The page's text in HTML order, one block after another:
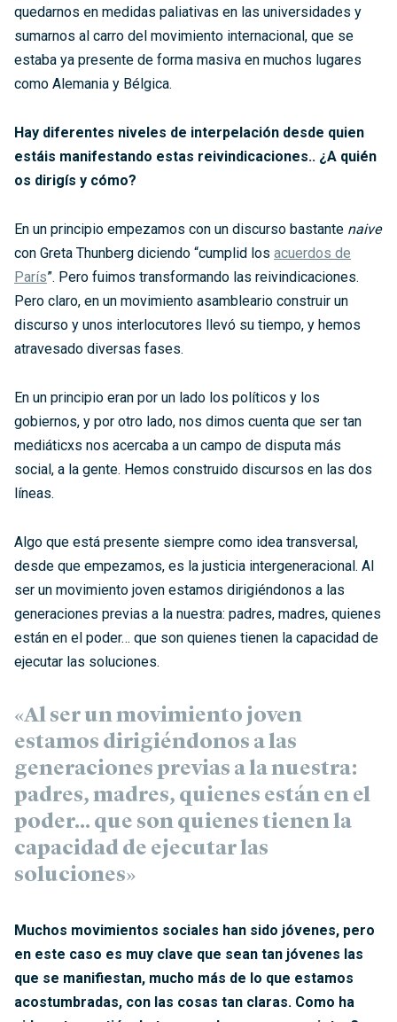
quedarnos en medidas paliativas en las universidades y
sumarnos al carro del movimiento internacional, que se
estaba ya presente de forma masiva en muchos lugares
como Alemania y Bélgica.
Hay diferentes niveles de interpelación desde quien
estáis manifestando estas reivindicaciones.. ¿A quién
os dirigís y cómo?
En un principio empezamos con un discurso bastante naive
con Greta Thunberg diciendo “cumplid los acuerdos de
París”. Pero fuimos transformando las reivindicaciones.
Pero claro, en un movimiento asambleario construir un
discurso y unos interlocutores llevó su tiempo, y hemos
atravesado diversas fases.
En un principio eran por un lado los políticos y los
gobiernos, y por otro lado, nos dimos cuenta que ser tan
mediáticxs nos acercaba a un campo de disputa más
social, a la gente. Hemos construido discursos en las dos
líneas.
Algo que está presente siempre como idea transversal,
desde que empezamos, es la justicia intergeneracional. Al
ser un movimiento joven estamos dirigiéndonos a las
generaciones previas a la nuestra: padres, madres, quienes
están en el poder… que son quienes tienen la capacidad de
ejecutar las soluciones.
«Al ser un movimiento joven
estamos dirigiéndonos a las
generaciones previas a la nuestra:
padres, madres, quienes están en el
poder… que son quienes tienen la
capacidad de ejecutar las
soluciones»
Muchos movimientos sociales han sido jóvenes, pero
en este caso es muy clave que sean tan jóvenes las
que se manifiestan, mucho más de lo que estamos
acostumbradas, con las cosas tan claras. Como ha